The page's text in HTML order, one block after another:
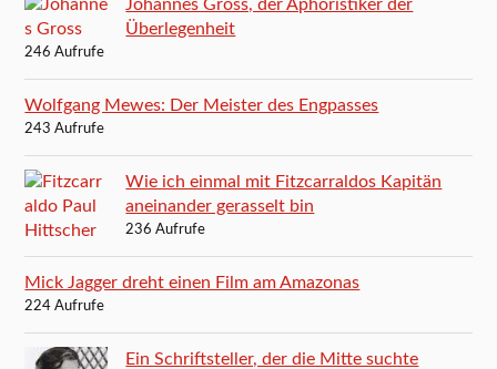
Johannes Gross, der Aphoristiker der
Überlegenheit
246 Aufrufe
Wolfgang Mewes: Der Meister des Engpasses
243 Aufrufe
Wie ich einmal mit Fitzcarraldos Kapitän
aneinander gerasselt bin
236 Aufrufe
Mick Jagger dreht einen Film am Amazonas
224 Aufrufe
Ein Schriftsteller, der die Mitte suchte